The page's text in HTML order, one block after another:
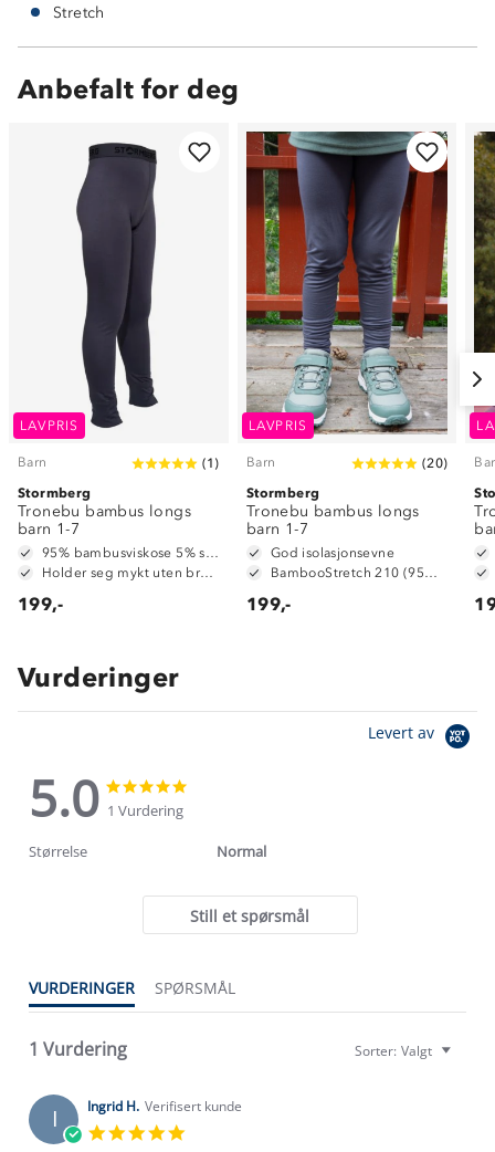
Stretch
Anbefalt for deg
LAVPRIS
Barn (1 )
Stormberg
Tronebu bambus longs
barn 1-7
Holder seg mykt uten bruk av tøymykner
199,-
LAVPRIS
Barn (20)
Stormberg
Tronebu bambus longs
barn 1-7
God isolasjonsevne
199,-
Vurderinger
Levert av
5.0
5.0
star
rating
1 Vurdering
Størrelse Normal
Still et spørsmål
VURDERINGER SPØRSMÅL
1 Vurdering Sorter: Valgt
I Ingrid H. Verifisert kunde
Kundeservice
Kontakt oss
Klima og miljø
Etisk handel
Alt du trenger til Norgesferien